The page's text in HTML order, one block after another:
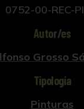
0752-00-REC-
Autor/es
Grosso
Tipología
Pinturas